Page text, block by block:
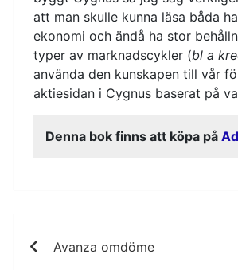
att man skulle kunna läsa båda
ekonomi och ändå ha stor
typer av marknadscykler (bl a
använda den kunskapen till vår
aktiesidan i Cygnus baserat på
Denna bok finns att köpa på
Avanza omdöme